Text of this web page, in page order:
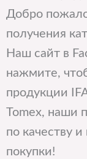
Добро
получения
Наш сайт в
нажмите,
продукции
Tomex, наши
по качеству
покупки!